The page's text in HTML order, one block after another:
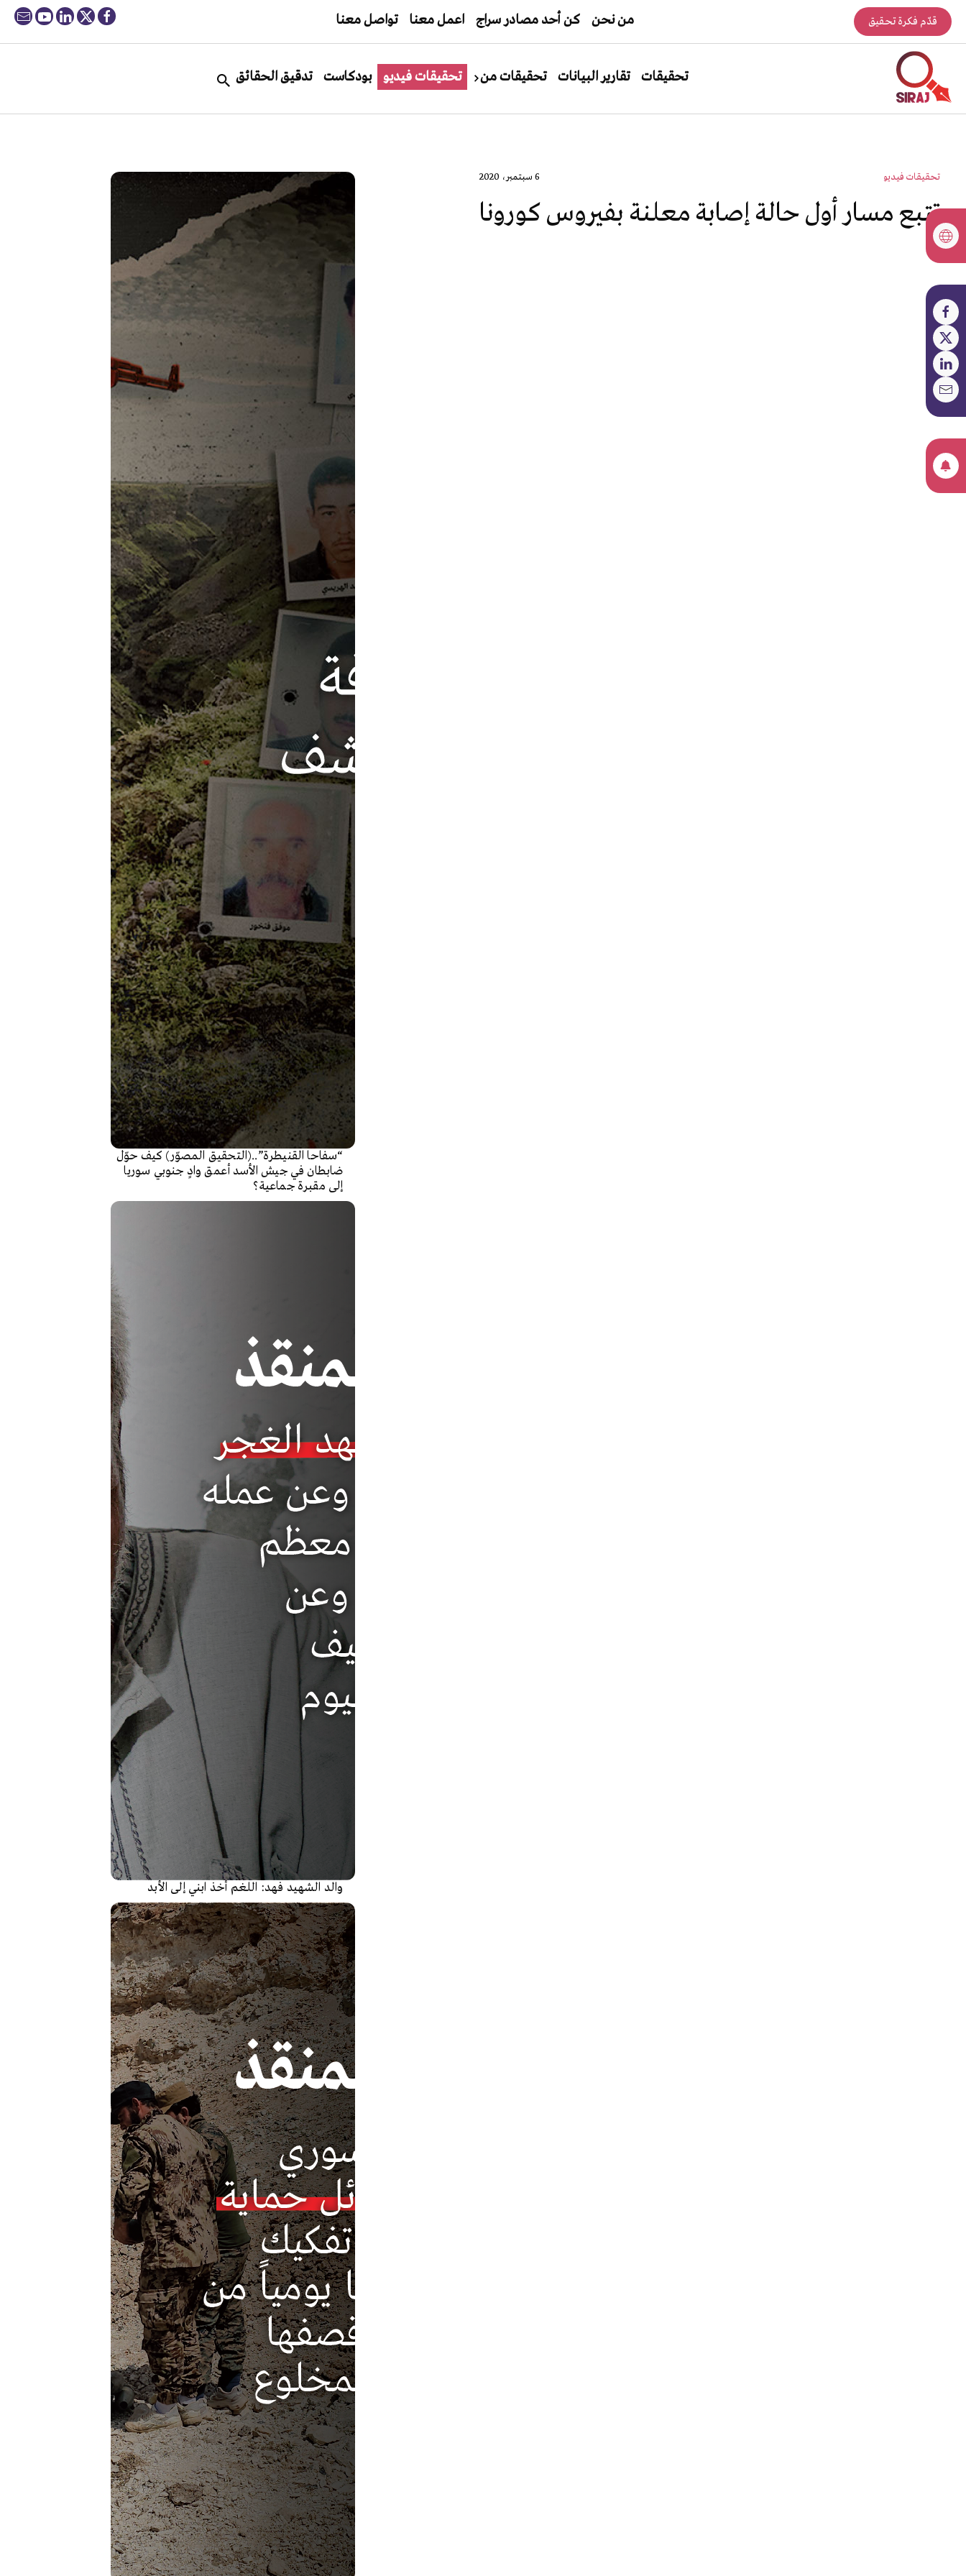
قدّم فكرة تحقيق من نحن كن أحد مصادر سراج اعمل معنا تواصل معنا
تحقيقات تقارير البيانات تحقيقات من تحقيقات فيديو بودكاست تدقيق الحقائق
تحقيقات فيديو 6 سبتمبر، 2020
تتبع مسار أول حالة إصابة معلنة بفيروس كورونا
“سفاحا القنيطرة”..(التحقيق المصوّر) كيف حوّل
ضابطان في جيش الأسد أعمق وادٍ جنوبي سوريا
إلى مقبرة جماعية؟
والد الشهيد فهد: اللغم أخذ ابني إلى الأبد